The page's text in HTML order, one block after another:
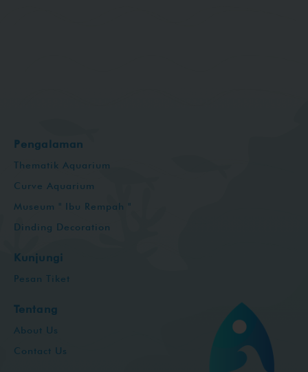
Pengalaman
Thematik Aquarium
Curve Aquarium
Museum " Ibu Rempah "
Dinding Decoration
Kunjungi
Pesan Tiket
Tentang
About Us
Contact Us